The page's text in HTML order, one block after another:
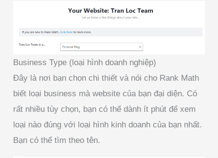
Business Type (loại hình doanh nghiệp)
Đây là nơi bạn chọn chi thiết và nói cho Rank Math
biết loại business mà website của bạn đại diện. Có
rất nhiều tùy chọn, bạn có thể dành ít phút để xem
loại nào đúng với loại hình kinh doanh của bạn nhất.
Bạn có thể tìm theo tên.